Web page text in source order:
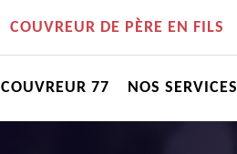
COUVREUR DE PÈRE EN FILS
COUVREUR 77 NOS SERVICES